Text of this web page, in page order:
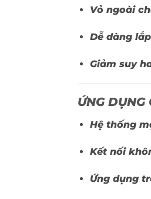
Vỏ ngoài
Dễ dàng
Giảm suy
ỨNG
Hệ thống
Kết nối
Ứng dụng